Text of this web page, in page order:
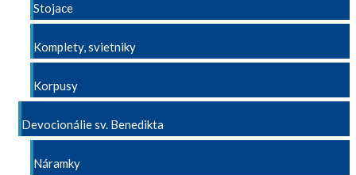
Stojace
Komplety, svietniky
Korpusy
Devocionálie sv. Benedikta
Náramky